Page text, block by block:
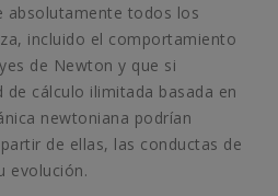
absolutamente todos los
incluido el comportamiento
de Newton y que si
cálculo ilimitada basada en
newtoniana podrían
de ellas, las conductas de
evolución.